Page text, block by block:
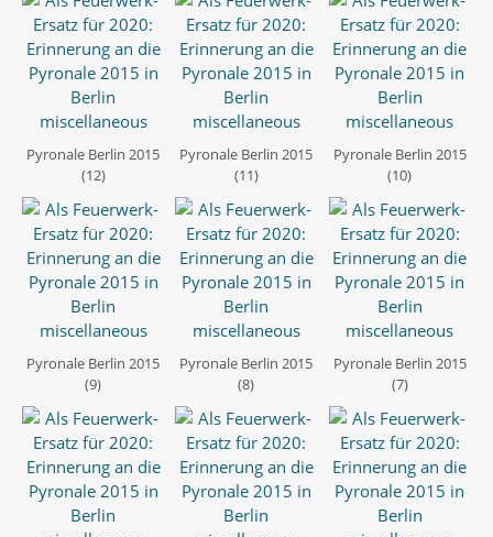
Pyronale Berlin 2015
(12)
Pyronale Berlin 2015
(11)
Pyronale Berlin 2015
(10)
Pyronale Berlin 2015
(9)
Pyronale Berlin 2015
(8)
Pyronale Berlin 2015
(7)